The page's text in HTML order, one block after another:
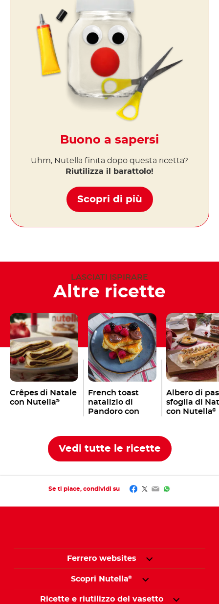
Buono a sapersi
Uhm, Nutella finita dopo questa ricetta?
Riutilizza il barattolo!
Scopri di più
LASCIATI ISPIRARE
Altre ricette
Crêpes di Natale
con Nutella®
French toast
natalizio di
Pandoro con
Albero di
sfoglia di
con Nutella®
Vedi tutte le ricette
Se ti piace, condividi su Facebook
Twitter
EmailWhatsApp
Ferrero websites
Scopri Nutella®
Ricette e riutilizzo del vasetto